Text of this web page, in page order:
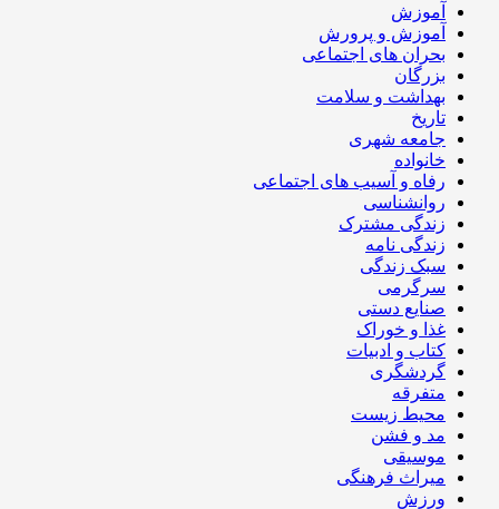
آموزش
آموزش و پرورش
بحران های اجتماعی
بزرگان
بهداشت و سلامت
تاریخ
جامعه شهری
خانواده
رفاه و آسیب های اجتماعی
روانشناسی
زندگی مشترک
زندگی نامه
سبک زندگی
سرگرمی
صنایع دستی
غذا و خوراک
کتاب و ادبیات
گردشگری
متفرقه
محیط زیست
مد و فشن
موسیقی
میراث فرهنگی
ورزش